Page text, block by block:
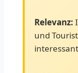
Relevanz:
und